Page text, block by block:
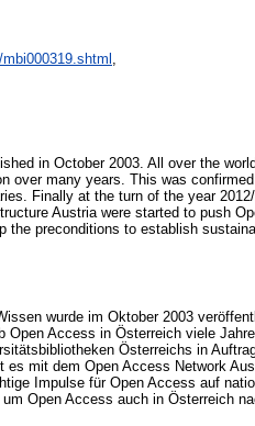
in October 2003. All over the
over many years. This was
Finally at the turn of the year
Austria were started to push
preconditions to establish
wurde im Oktober 2003
Access in Österreich viele
Österreichs in
mit dem Open Access Network
Impulse für Open Access auf
Open Access auch in Österreich